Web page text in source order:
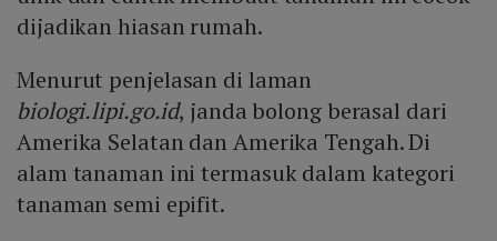
dijadikan hiasan rumah.
Menurut penjelasan di laman
biologi.lipi.go.id, janda bolong berasal dari
Amerika Selatan dan Amerika Tengah. Di
alam tanaman ini termasuk dalam kategori
tanaman semi epifit.